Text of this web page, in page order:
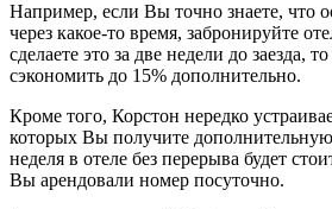
Например, если Вы точно знаете, что
через какое-то время, забронируйте
сделаете это за две недели до заезда,
сэкономить до 15% дополнительно.
Кроме того, Корстон нередко
которых Вы получите
неделя в отеле без перерыва будет
Вы арендовали номер посуточно.